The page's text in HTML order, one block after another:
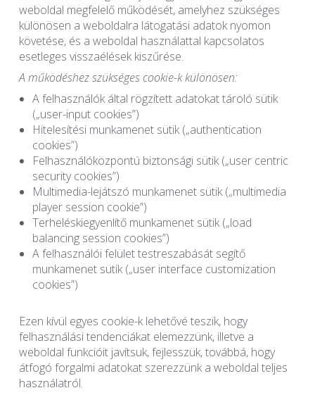
weboldal megfelelő működését, amelyhez szükséges
különösen a weboldalra látogatási adatok nyomon
követése, és a weboldal használattal kapcsolatos
esetleges visszaélések kiszűrése.
A működéshez szükséges cookie-k különösen:
A felhasználók által rögzített adatokat tároló sütik
(„user-input cookies”)
Hitelesítési munkamenet sütik („authentication
cookies”)
Felhasználóközpontú biztonsági sütik („user centric
security cookies”)
Multimedia-lejátszó munkamenet sütik („multimedia
player session cookie”)
Terheléskiegyenlítő munkamenet sütik („load
balancing session cookies”)
A felhasználói felület testreszabását segítő
munkamenet sütik („user interface customization
cookies”)
Ezen kívül egyes cookie-k lehetővé teszik, hogy
felhasználási tendenciákat elemezzünk, illetve a
weboldal funkcióit javítsuk, fejlesszük, továbbá, hogy
átfogó forgalmi adatokat szerezzünk a weboldal teljes
használatról.